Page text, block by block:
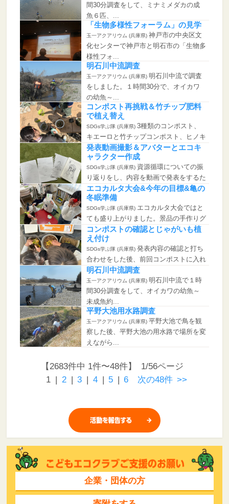
間30分調査をして、ミナミメダカの成
魚６匹、...
「生物多様性フォーラム」の見学
玉一アクアリウム (兵庫県) 神戸市の中央区文
化センターで神戸市と明石市の「生物多
様性フォ...
明石川中流調査
玉一アクアリウム (兵庫県) 明石川中流で調査
をしました。１時間30分で、オイカワ
の幼魚～...
コンポスト再挑戦＆竹チップ肥料
で植え替え
SDGs学ぶ隊 (兵庫県) 3種類のコンポスト、
キエーロと竹チップコンポスト、ヒノキ
チッ...
発表動画撮影＆アバターとエコキ
ャラクター作成
SDGs学ぶ隊 (兵庫県) 資源循環についての振
り返りをし、内容を動画で発表をするた
めの...
エコカルタ大会&今年の目標&亀の
冬眠準備
SDGs学ぶ隊 (兵庫県) エコカルタ大会ではと
ても盛り上がりました。景品の手作りグ
ッズ...
コンポストの確認とじゃがいも植
え付け
SDGs学ぶ隊 (兵庫県) 発表内容の確認と打ち
合わせをした後、前回コンポストに入れ
た大...
明石川中流調査
玉一アクアリウム (兵庫県) 明石川中流で１時
間30分調査をして、オイカワの幼魚～
未成魚約...
平野大池用水路調査
玉一アクアリウム (兵庫県) 平野大池で鳥を観
察した後、平野大池の用水路で場所を変
えながら...
【2683件中 1件〜48件】 1/56ページ
1 | 2| 3 | 4| 5| 6 次の48件 >>
企業・団体の方